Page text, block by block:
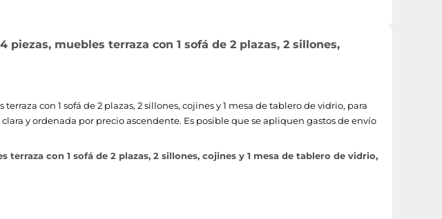
muebles terraza con 1 sofá de 2 plazas, 2 sillones,
con 1 sofá de 2 plazas, 2 sillones, cojines y 1 mesa de tablero de vidrio, para
y ordenada por precio ascendente. Es posible que se apliquen gastos de envío
con 1 sofá de 2 plazas, 2 sillones, cojines y 1 mesa de tablero de vidrio,